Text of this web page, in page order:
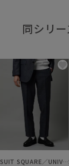
同シリ
SUIT SQUARE／UNIVERSAL LANGUAGE